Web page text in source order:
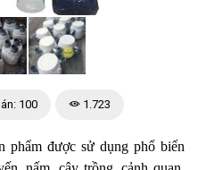
100 1.723
phẩm được sử dụng phổ biến